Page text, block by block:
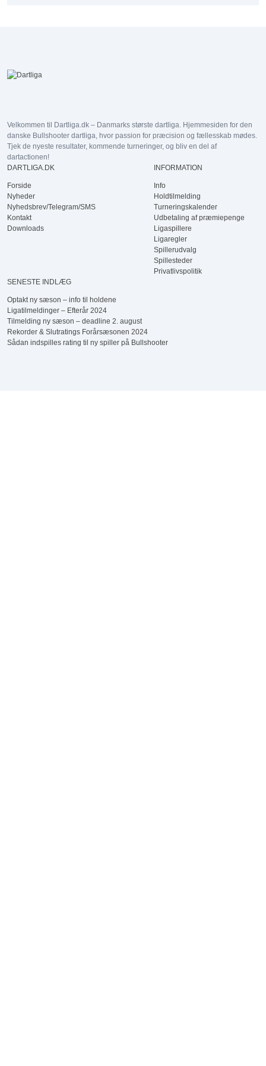
Velkommen til Dartliga.dk – Danmarks største dartliga. Hjemmesiden for den
danske Bullshooter dartliga, hvor passion for præcision og fællesskab mødes.
Tjek de nyeste resultater, kommende turneringer, og bliv en del af
dartactionen!
DARTLIGA.DK
Forside
Nyheder
Nyhedsbrev/Telegram/SMS
Kontakt
Downloads
INFORMATION
Info
Holdtilmelding
Turneringskalender
Udbetaling af præmiepenge
Ligaspillere
Ligaregler
Spillerudvalg
Spillesteder
Privatlivspolitik
SENESTE INDLÆG
Optakt ny sæson – info til holdene
Ligatilmeldinger – Efterår 2024
Tilmelding ny sæson – deadline 2. august
Rekorder & Slutratings Forårsæsonen 2024
Sådan indspilles rating til ny spiller på Bullshooter